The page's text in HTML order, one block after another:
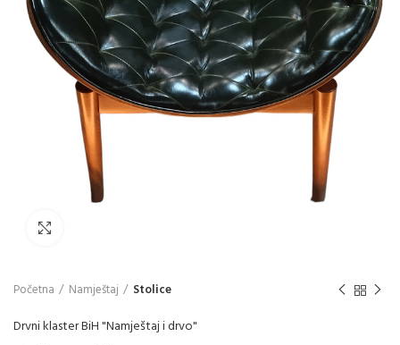
Početna Namještaj Stolice
Drvni klaster BiH "Namještaj i drvo"